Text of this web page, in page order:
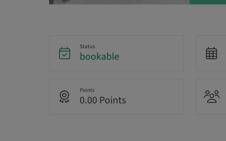
Status
bookable
Points
0.00 Points